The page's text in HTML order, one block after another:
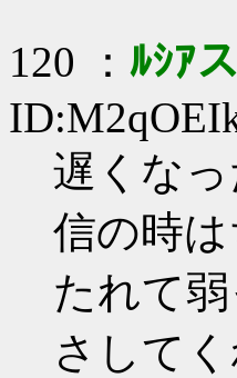
120 ： ﾙｼｱ
遅くな
信の時
たれて
さして